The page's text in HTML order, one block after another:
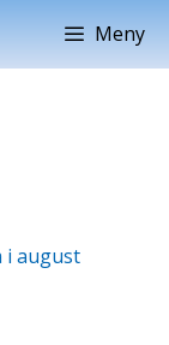
Meny
i august